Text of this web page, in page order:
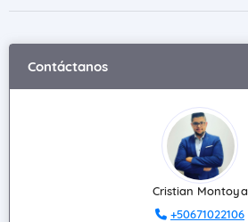
Contáctanos
Cristian Montoya
+50671022106